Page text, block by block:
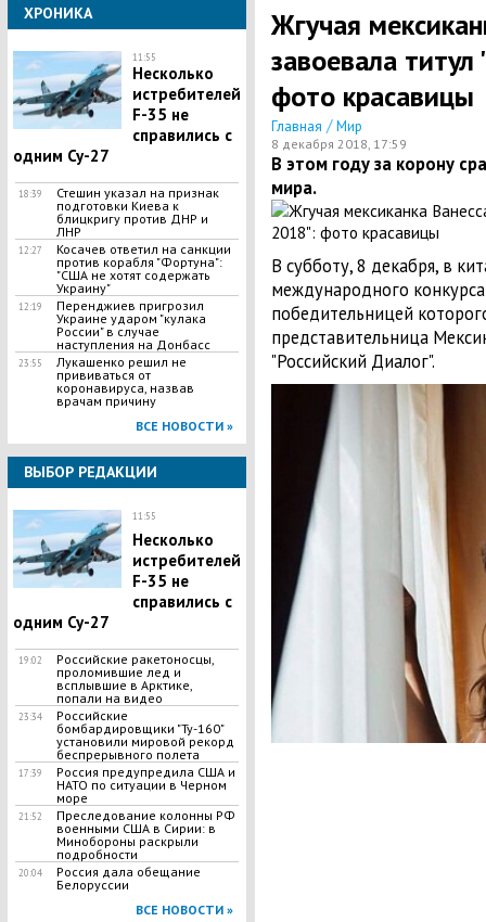
ХРОНИКА
11:55
Несколько
истребителей
F-35 не
справились с
одним Су-27
18:39
Стешин указал на признак
подготовки Киева к
блицкригу против ДНР и
ЛНР
12:27
​Косачев ответил на санкции
против корабля "Фортуна":
"США не хотят содержать
Украину"
12:19
Перенджиев пригрозил
Украине ударом "кулака
России" в случае
наступления на Донбасс
23:55
Лукашенко решил не
прививаться от
коронавируса, назвав
врачам причину
ВСЕ НОВОСТИ »
ВЫБОР РЕДАКЦИИ
11:55
Несколько
истребителей
F-35 не
справились с
одним Су-27
19:02
Российские ракетоносцы,
проломившие лед и
всплывшие в Арктике,
попали на видео
23:34
Российские
бомбардировщики "Ту-160"
установили мировой рекорд
беспрерывного полета
17:39
Россия предупредила США и
НАТО по ситуации в Черном
море
21:52
Преследование колонны РФ
военными США в Сирии: в
Минобороны раскрыли
подробности
20:04
Россия дала обещание
Белоруссии
ВСЕ НОВОСТИ »
Жгучая
завоевала
фото красавицы
Главная / Мир
8 декабря 2018, 17:59
В этом году за корону
мира.
В субботу, 8 декабря, в
международного
победительницей
представительница
"Российский Диалог".